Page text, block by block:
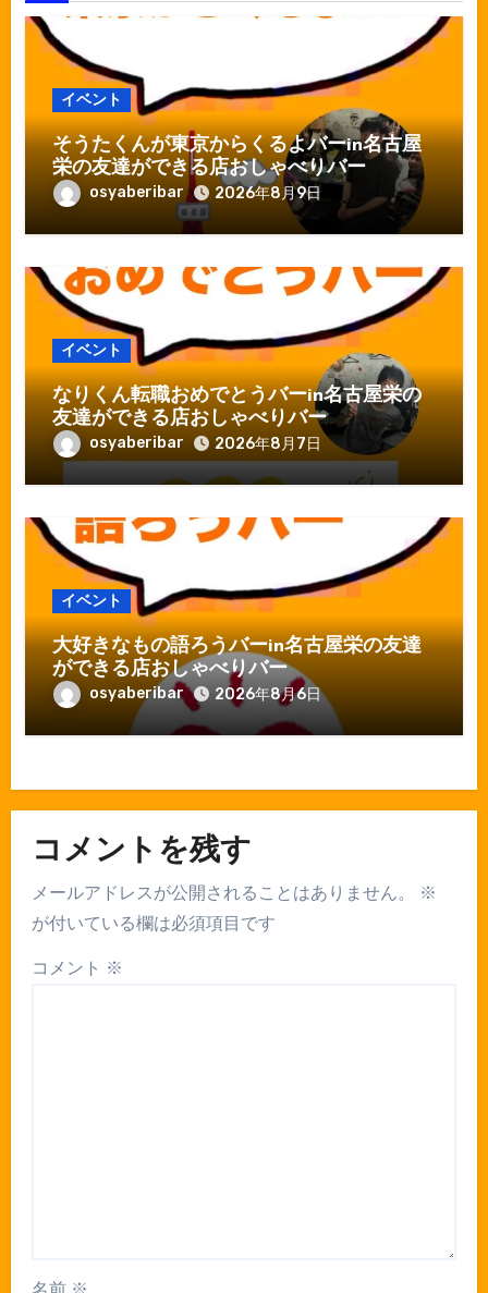
イベント
そうたくんが東京からくるよバーin名古屋
栄の友達ができる店おしゃべりバー
osyaberibar 2026年8月9日
イベント
なりくん転職おめでとうバーin名古屋栄の
友達ができる店おしゃべりバー
osyaberibar 2026年8月7日
イベント
大好きなもの語ろうバーin名古屋栄の友達
ができる店おしゃべりバー
osyaberibar 2026年8月6日
コメントを残す
メールアドレスが公開されることはありません。
※
が付いている欄は必須項目です
コメント ※